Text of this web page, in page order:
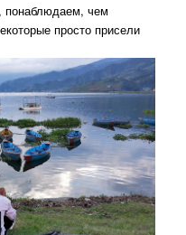
понаблюдаем, чем
просто присели